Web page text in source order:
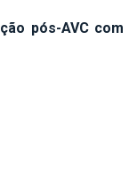
pós-AVC com